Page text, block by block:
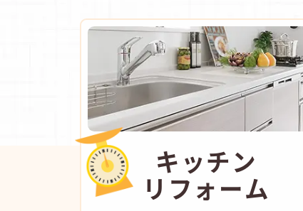
キッチン
リフォーム